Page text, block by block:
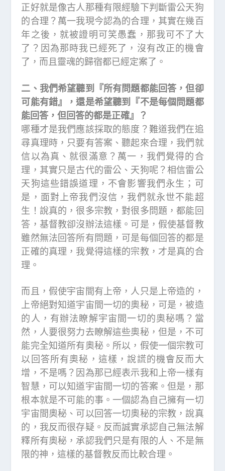
正好就是像古人那種有限經驗下判斷雷公天狗
的合理？萬一我現今認為的合理，其實在幾百
年之後，就被證明可笑愚蠢，那我可不了大
了？因為那時我已經死了，沒有改正的機會
了，而且靈魂的歸宿都已經定案了。
二、我們希望聽到『所有問題都能回答，但卻
可能有錯』，還是希望聽到『不是每個問題都
能回答，但回答的都是正確』？
哪種才是我們應該採取的態度？難道我們在追
尋真理時，只要有答案、聽起來合理，我們就
信以為真、就很滿意？萬一，我們覺得的合
理，其實只是古代的雷公、天狗呢？相信雷公
天狗這些錯誤道理，不會影響我們永生；可
是，面對上帝我們沒信，我們就永世不能超
生！說真的，很多宗教，對很多問題，都能回
答，基督教卻沒辦法這樣。可是，假使基督教
雖然無法回答所有問題，可是每個回答的都是
正確的真理，我覺得這樣的宗教，才是真的合
理。
而且，假使宇宙間有上帝，人只是上帝造的，
上帝絕對知道宇宙間一切的奧秘，可是，被造
的人，有辦法瞭解宇宙間一切的奧秘嗎？當
然，人要很努力去瞭解這些奧秘，但是，不可
能完全知道所有奧秘。所以，假使一個宗教可
以回答所有奧秘，這樣，說謊的機會反而大
增，不是嗎？因為那已經表示我和上帝一樣有
智慧，可以知道宇宙間一切的答案。但是，那
根本就是不可能的事。一個認為自己擁有一切
宇宙間奧秘、可以回答一切奧秘的宗教，說真
的，我反而很存疑。反而誠實承認自己無法解
釋所有奧秘，承認我們只是有限的人、不是無
限的神，這樣的基督教反而比較合理。